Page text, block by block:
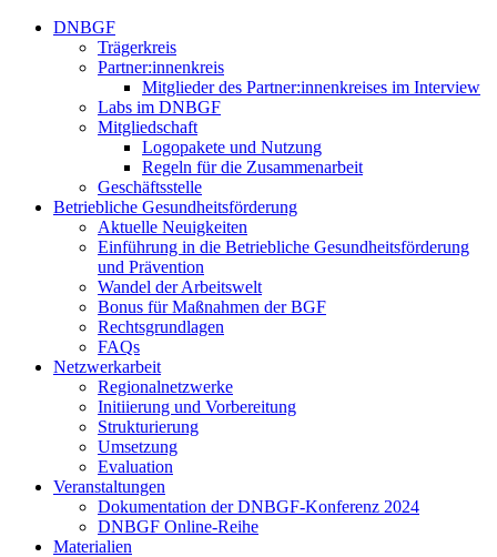
DNBGF
Trägerkreis
Partner:innenkreis
Mitglieder des Partner:innenkreises im Interview
Labs im DNBGF
Mitgliedschaft
Logopakete und Nutzung
Regeln für die Zusammenarbeit
Geschäftsstelle
Betriebliche Gesundheitsförderung
Aktuelle Neuigkeiten
Einführung in die Betriebliche Gesundheitsförderung
und Prävention
Wandel der Arbeitswelt
Bonus für Maßnahmen der BGF
Rechtsgrundlagen
FAQs
Netzwerkarbeit
Regionalnetzwerke
Initiierung und Vorbereitung
Strukturierung
Umsetzung
Evaluation
Veranstaltungen
Dokumentation der DNBGF-Konferenz 2024
DNBGF Online-Reihe
Materialien